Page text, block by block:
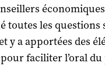
toutes les questions
y a apportées des
faciliter l’oral